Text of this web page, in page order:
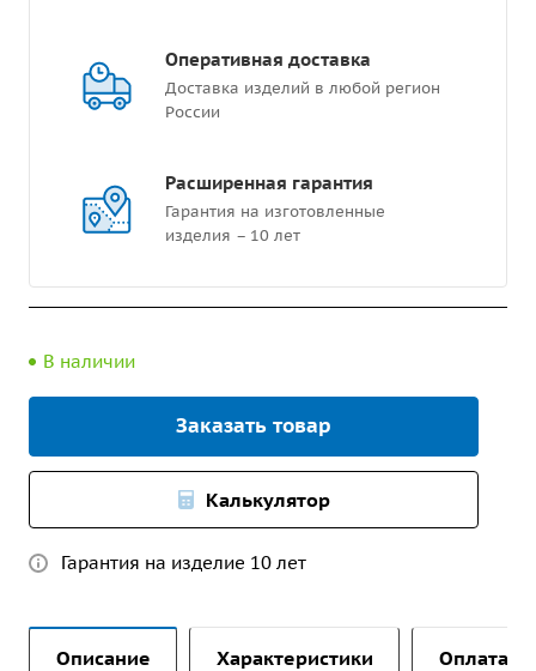
Оперативная доставка
Доставка изделий в любой регион
России
Расширенная гарантия
Гарантия на изготовленные
изделия – 10 лет
В наличии
Заказать товар
Калькулятор
Гарантия на изделие 10 лет
Описание Характеристики Оплата и